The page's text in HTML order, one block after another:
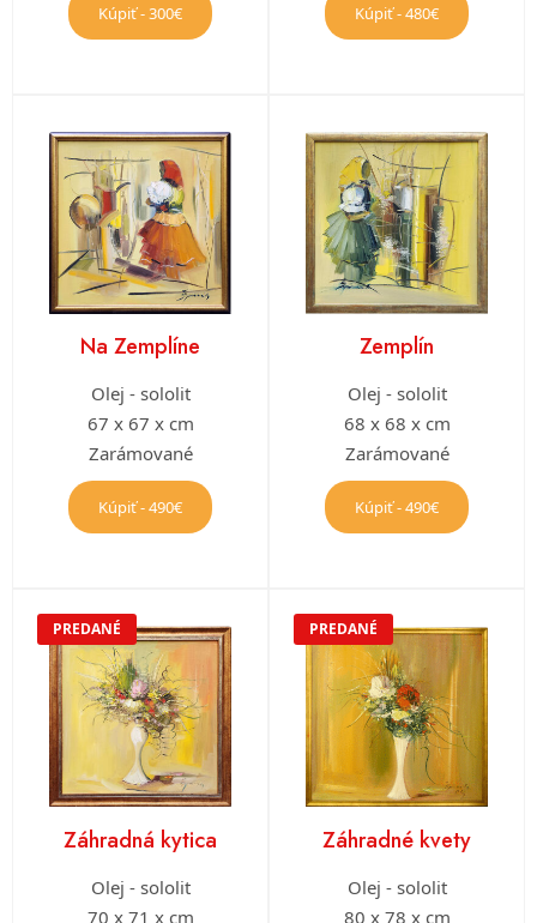
Kúpiť - 300€ Kúpiť - 480€
Na Zemplíne
Olej - sololit
67 x 67 x cm
Zarámované
Kúpiť - 490€
Zemplín
Olej - sololit
68 x 68 x cm
Zarámované
Kúpiť - 490€
PREDANÉ
Záhradná kytica
Olej - sololit
70 x 71 x cm
PREDANÉ
Záhradné kvety
Olej - sololit
80 x 78 x cm